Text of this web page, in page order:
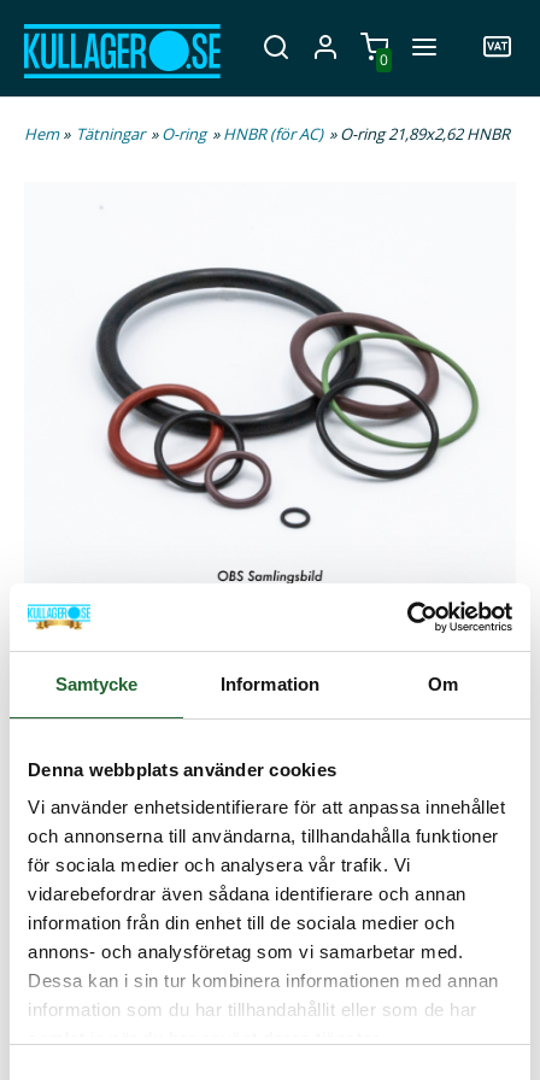
Samtycke Information Om
Denna webbplats använder cookies
Vi använder enhetsidentifierare för att anpassa innehållet
och annonserna till användarna, tillhandahålla funktioner
för sociala medier och analysera vår trafik. Vi
vidarebefordrar även sådana identifierare och annan
information från din enhet till de sociala medier och
annons- och analysföretag som vi samarbetar med.
Dessa kan i sin tur kombinera informationen med annan
information som du har tillhandahållit eller som de har
0
Hem» Tätningar »O-ring »HNBR (för AC) » O-ring 21,89x2,62 HNBR
O-ring 21,89x2,62 HNBR
Artikelnamn:O-ring 21,89x2,62 HNBR
Artnr:OR2621HNBR
Lagerstatus:
I lager
62,50 :-
Lägg i kundvagnen